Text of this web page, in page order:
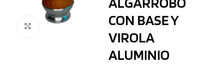
Clic para ampliar
CON BASE Y
VIROLA
ALUMINIO